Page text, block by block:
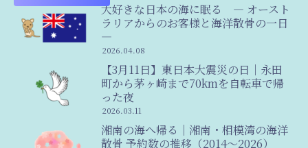
大好きな日本の海に眠る ― オースト
ラリアからのお客様と海洋散骨の一日
―
2026.04.08
【3月11日】東日本大震災の日｜永田
町から茅ヶ崎まで70kmを自転車で帰
った夜
2026.03.11
湘南の海へ帰る｜湘南・相模湾の海洋
散骨 予約数の推移（2014〜2026）